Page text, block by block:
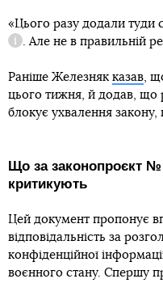
«Цього разу додали туди
Довідка
. Але не в правильній
Раніше Железняк казав ,
цього тижня, й додав, що
блокує ухвалення
Що за законопроєкт №
критикують
Цей документ пропонує
відповідальність за
конфіденційної
воєнного стану. Спершу